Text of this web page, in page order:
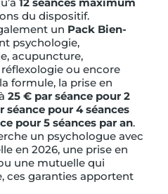
du dispositif.
un Pack Bien-
psychologie,
acupuncture,
ou encore
formule, la prise en
25 € par séance pour 2
séance pour 4 séances
pour 5 séances par an.
un psychologue avec
en 2026, une prise en
une mutuelle qui
ces garanties apportent